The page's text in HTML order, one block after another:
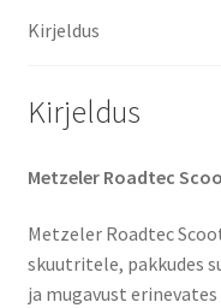
Kirjeldus
Kirjeldus
Metzeler Roadtec
Metzeler Roadtec
skuutritele, pakkudes
ja mugavust